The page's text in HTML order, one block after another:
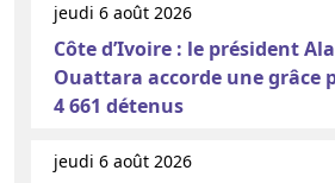
jeudi 6 août 2026
Côte d’Ivoire : le président
Ouattara accorde une grâce
4 661 détenus
jeudi 6 août 2026